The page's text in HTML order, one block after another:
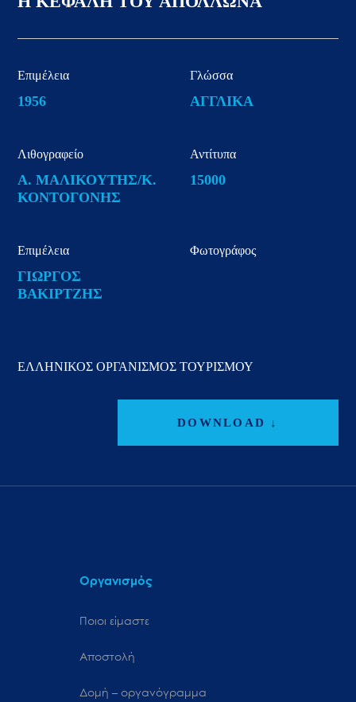
Επιμέλεια
1956
Γλώσσα
ΑΓΓΛΙΚΑ
Λιθογραφείο
Α. ΜΑΛΙΚΟΥΤΗΣ/Κ.
ΚΟΝΤΟΓΟΝΗΣ
Αντίτυπα
15000
Επιμέλεια
ΓΙΩΡΓΟΣ
ΒΑΚΙΡΤΖΗΣ
Φωτογράφος
ΕΛΛΗΝΙΚΟΣ ΟΡΓΑΝΙΣΜΟΣ ΤΟΥΡΙΣΜΟΥ
DOWNLOAD ↓
Οργανισμός
Ποιοι είμαστε
Αποστολή
Δομή – οργανόγραμμα